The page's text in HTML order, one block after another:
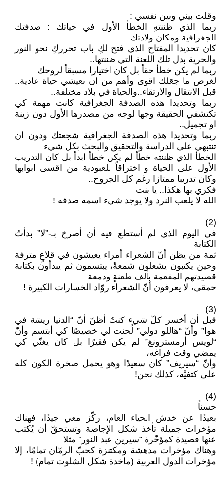
وقلت بيني وبين نفسي :
ربما الذي ظننتهِ الخطأ الأول في حياتك : صدفتك
الجغرافية ومكان ولادتك
كان تحديدا المفتاح الذي فتح لكِ باب تحرركِ نحو النور
والحرية بدل تلك اللعنة التي ظننتها..
ربما لم يكن خطأ حقاً بل كان اختيارا مسبقاً لروحك
لغرض ما جعَلك اقوى وأهم من ان تعيشي حياة عادية..
قبل الانتقال والارتقاء..والحياة في بلاد مختلفة..
ربما وتحديدا هذه الصدفة الجغرافية كانت مهمة كي
تكتشفي الحقيقة وجها لوجه من مصدرها الأول دون زينة
او تجميل..
ربما وتحديدا هذه الصدفة الجغرافية شجعتك ودون ان
تنتبهي على الدراسة والتحقيق والبحث بكل شيء
الخطأ الذي ظننته خطأ لم يكن خطأ ابداً بل كان التدريب
الأول على الحياة و اختراقاً للعبودية من اقسى ابوابها
وكان تدريبا ممتازا رغم كل الجروح..
فكري بها هكذا.. يا بنت
الله لا يلعب النرد ولا يوجد شيء اسمه صدفة !
(2)
في اليوم الذي لم أستطع فيه أن أصرخ بـ-”لا” بدأتُ
الكتابة
ثمة من يظن أنّ الشعراء أمراء يعيشون في قلاعٍ مترفة
وحين يكتبون يشعلون شمعةً، يبتسمون ثم يبدأون بكتابة
قصيدتهم المفعمة بألف طعنةٍ ودمعة
حمقى، لا يعرفون أنّ الشعراء روّاد الخسارات الكبيرة !
(3)
قبل أن أخسر كلّ شيء كنتُ أظنّ أنّ “الدنيا ريشة في
هوا” وأنّ “هاللو دولي” لُحنت لي خصيصًا كي أبتسم وأنّ
“لويس أرمسترونغ” لم يكن فقيرًا بل كان يغنّي كي
يمضي وقت فراغه،
وأنّ “سيزيف” كان سعيدًا وهو يحمل صخرة الكون كله
على كتفيْه، كذلك نحن!
(4)
حسناً
بعيدًا عن خدش الحياء العام، ركّز معي جيدًا، فهناك
مؤخرات جميلة تأخذ شكل الإجاصة وتستحقّ أن يُكتب
عنها قصيدة كمؤخّرة “سيرين عبد النور” مثلا
وهناك مؤخرات مدهشة ومكتنزة كحبّ الرمّان تمامًا، إلا
مؤخرات الدول العربية (ماخدة شكل الشلوت تمام) !